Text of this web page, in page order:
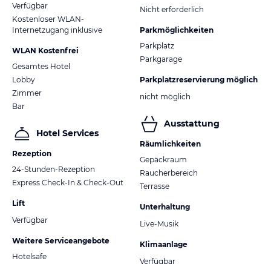
Verfügbar
Kostenloser WLAN-
Internetzugang inklusive
WLAN Kostenfrei
Gesamtes Hotel
Lobby
Zimmer
Bar
Hotel Services
Rezeption
24-Stunden-Rezeption
Express Check-In & Check-Out
Lift
Verfügbar
Weitere Serviceangebote
Hotelsafe
Nicht erforderlich
Parkmöglichkeiten
Parkplatz
Parkgarage
Parkplatzreservierung möglich
nicht möglich
Ausstattung
Räumlichkeiten
Gepäckraum
Raucherbereich
Terrasse
Unterhaltung
Live-Musik
Klimaanlage
Verfügbar